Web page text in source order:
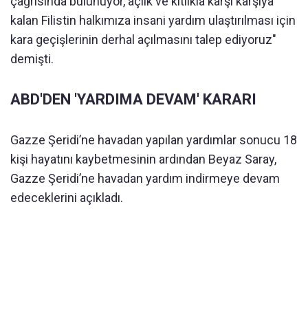
kalan Filistin halkımıza insani yardım ulaştırılması için
kara geçişlerinin derhal açılmasını talep ediyoruz"
demişti.
ABD'DEN 'YARDIMA DEVAM' KARARI
Gazze Şeridi’ne havadan yapılan yardım lar sonucu 18
kişi hayatını kaybetmesinin ardından Beyaz Saray,
Gazze Şeridi’ne havadan yardım indirmeye devam
edeceklerini açıkladı.